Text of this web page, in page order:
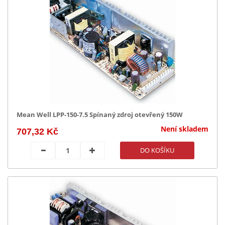
Mean Well LPP-150-7.5 Spínaný zdroj otevřený 150W
707,32 Kč Není skladem